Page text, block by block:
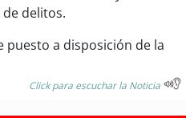
delitos.
puesto a disposición de la
Click para escuchar la Noticia